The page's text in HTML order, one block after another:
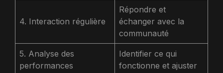
4. Interaction régulière
Répondre et
échanger avec la
communauté
5. Analyse des
performances
Identifier ce qui
fonctionne et ajuster